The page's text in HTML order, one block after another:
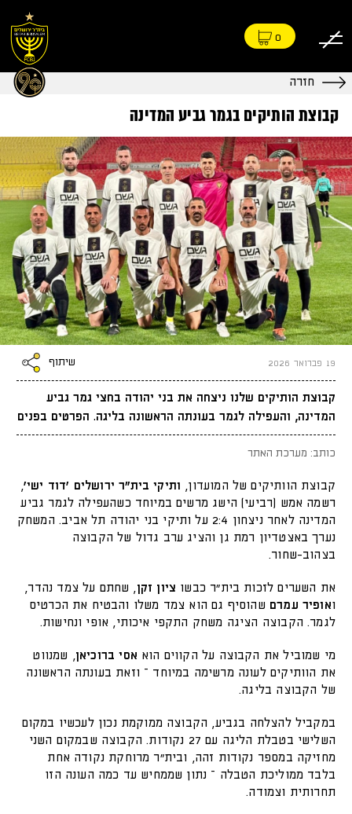
0
חזרה
קבוצת הותיקים בגמר גביע המדינה
19 פברואר 2026 שיתוף
קבוצת הותיקים שלנו ניצחה את בני יהודה בחצי גמר גביע
המדינה, והעפילה לגמר בעונתה הראשונה בליגה. הפרטים בפנים
כותב: מערכת האתר
קבוצת הוותיקים של המועדון, ותיקי בית"ר ירושלים 'דוד ישי',
רשמה אמש (רביעי) הישג מרשים במיוחד כשהעפילה לגמר גביע
המדינה לאחר ניצחון 2:4 על ותיקי
בני יהודה תל אביב. המשחק
נערך באצטדיון רמת גן והציג ערב גדול של הקבוצה
בצהוב-שחור.
את השערים לזכות בית״ר כבשו ציון זקן, שחתם על צמד נהדר,
ואופיר עמרם שהוסיף גם הוא צמד משלו והבטיח את הכרטיס
לגמר. הקבוצה הציגה משחק התקפי איכותי, אופי ונחישות.
מי שמוביל את הקבוצה על הקווים הוא אסי ברוכיאן, שמנווט
את הוותיקים לעונה מרשימה במיוחד – וזאת בעונתה הראשונה
של הקבוצה בליגה.
במקביל להצלחה בגביע, הקבוצה ממוקמת נכון לעכשיו במקום
השלישי בטבלת הליגה עם 27 נקודות. הקבוצה שבמקום השני
מחזיקה במספר נקודות זהה, ובית״ר מרוחקת נקודה אחת
בלבד ממוליכת הטבלה – נתון שממחיש עד כמה העונה הזו
תחרותית וצמודה.